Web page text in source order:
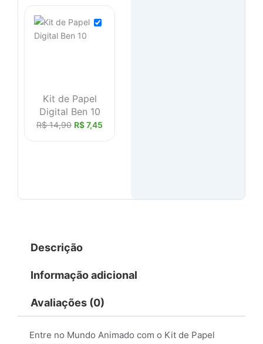
Kit de Papel
Digital Ben 10
R$14,90 R$7,45
Descrição
Informação adicional
Avaliações (0)
Entre no Mundo Animado com o Kit de Papel